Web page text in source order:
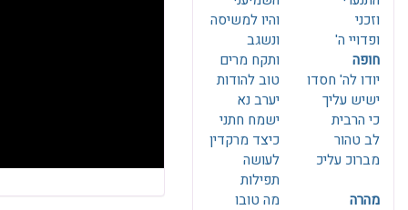
לִפְתִיחַת
תַּפְרִיט
נְגִישׁוּת.
והיו למשיסה
וזכני
ונשגב
ופדויי ה'
ותקח מרים
חופה
טוב להודות
יודו לה' חסדו
יערב נא
ישיש עליך
ישמח חתני
כי הרבית
כיצד מרקדין
לב טהור
לעושה
תפילות
מברוכ עליכ
מה טובו
מהרה